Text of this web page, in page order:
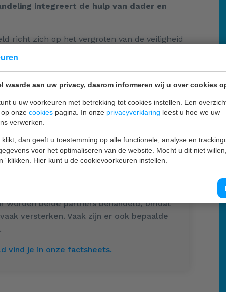
waarde aan uw privacy, daarom informeren wij u over cookies
u uw voorkeuren met betrekking tot cookies instellen. Een
onze cookies pagina. In onze privacyverklaring leest u hoe we uw
verwerken.
dan geeft u toestemming op alle functionele, analyse en
voor het optimaliseren van de website. Mocht u dit niet
klikken. Hier kunt u de cookievoorkeuren instellen.
integreert de hulp van dader en
richt zich op het vergroten van de veiligheid
van oplopende spanning te herkennen.
helpen om te kalmeren. Het vervolg van de
patronen, de zaken die zorgen voor het
op langere termijn voorkomen.
bepalen wat de beste behandeling is.
is dat het verwerken van erg nare
individueel, in
beide partners samen. Vaak
worden beide partners behandeld, omdat
versterken. Vaak zijn er ook bepaalde
vind je in onze factsheets.